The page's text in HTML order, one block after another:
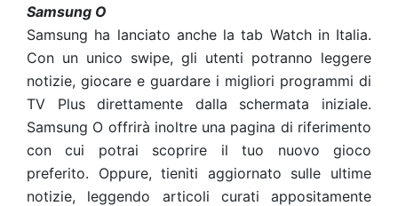
Samsung O
Samsung ha lanciato anche la tab Watch in Italia.
Con un unico swipe, gli utenti potranno leggere
notizie, giocare e guardare i migliori programmi di
TV Plus direttamente dalla schermata iniziale.
Samsung O offrirà inoltre una pagina di riferimento
con cui potrai scoprire il tuo nuovo gioco
preferito. Oppure, tieniti aggiornato sulle ultime
notizie, leggendo articoli curati appositamente